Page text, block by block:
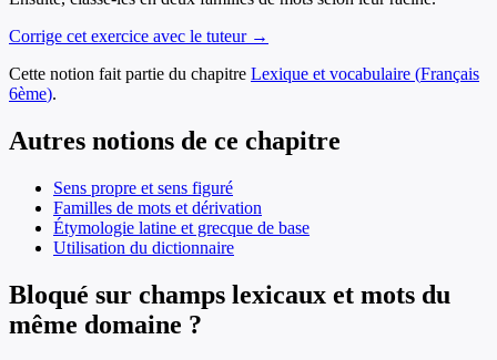
Corrige cet exercice avec le tuteur →
Cette notion fait partie du chapitre Lexique et vocabulaire (Français
6ème).
Autres notions de ce chapitre
Sens propre et sens figuré
Familles de mots et dérivation
Étymologie latine et grecque de base
Utilisation du dictionnaire
Bloqué sur champs lexicaux et mots du
même domaine ?